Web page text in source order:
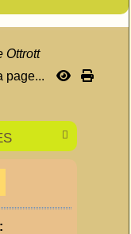
Ottrott
page...
